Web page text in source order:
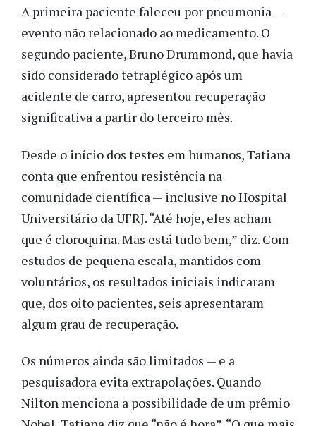
A primeira paciente faleceu por pneumonia —
evento não relacionado ao medicamento. O
segundo paciente, Bruno Drummond, que havia
sido considerado tetraplégico após um
acidente de carro, apresentou recuperação
significativa a partir do terceiro mês.
Desde o início dos testes em humanos, Tatiana
conta que enfrentou resistência na
comunidade científica — inclusive no Hospital
Universitário da UFRJ. “Até hoje, eles acham
que é cloroquina. Mas está tudo bem,” diz. Com
estudos de pequena escala, mantidos com
voluntários, os resultados iniciais indicaram
que, dos oito pacientes, seis apresentaram
algum grau de recuperação.
Os números ainda são limitados — e a
pesquisadora evita extrapolações. Quando
Nilton menciona a possibilidade de um prêmio